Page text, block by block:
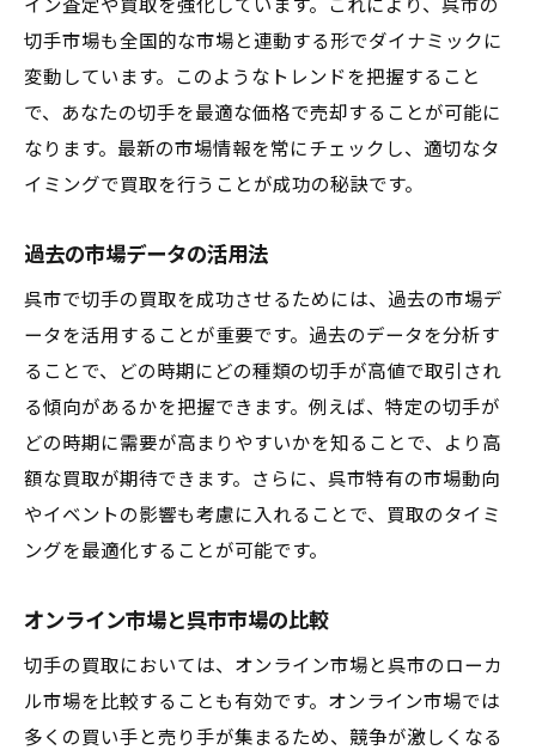
イン査定や買取を強化しています。これにより、呉市の
切手市場も全国的な市場と連動する形でダイナミックに
変動しています。このようなトレンドを把握すること
で、あなたの切手を最適な価格で売却することが可能に
なります。最新の市場情報を常にチェックし、適切なタ
イミングで買取を行うことが成功の秘訣です。
過去の市場データの活用法
呉市で切手の買取を成功させるためには、過去の市場デ
ータを活用することが重要です。過去のデータを分析す
ることで、どの時期にどの種類の切手が高値で取引され
る傾向があるかを把握できます。例えば、特定の切手が
どの時期に需要が高まりやすいかを知ることで、より高
額な買取が期待できます。さらに、呉市特有の市場動向
やイベントの影響も考慮に入れることで、買取のタイミ
ングを最適化することが可能です。
オンライン市場と呉市市場の比較
切手の買取においては、オンライン市場と呉市のローカ
ル市場を比較することも有効です。オンライン市場では
多くの買い手と売り手が集まるため、競争が激しくなる